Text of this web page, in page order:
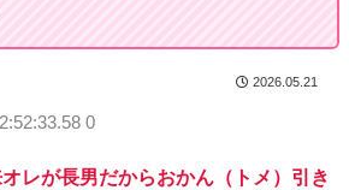
2026.05.21
0
レが長男だからおかん（トメ）引き